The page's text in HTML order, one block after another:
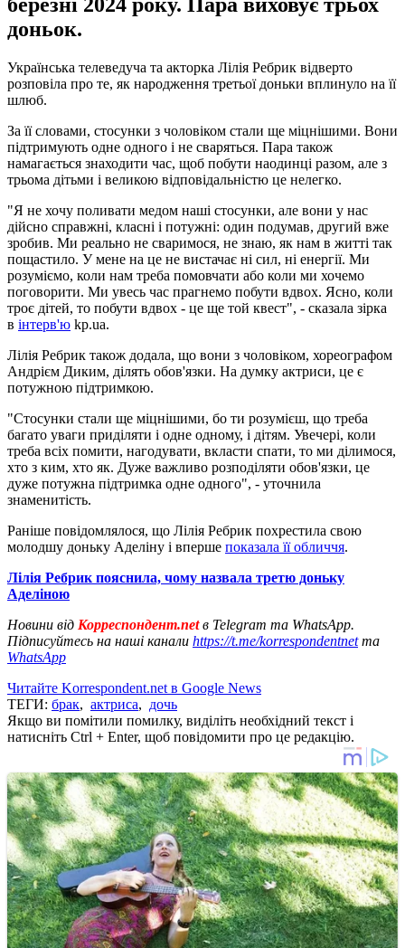
доньок.
Українська телеведуча та акторка Лілія Ребрик відверто
розповіла про те, як народження третьої доньки вплинуло на її
шлюб.
За її словами, стосунки з чоловіком стали ще міцнішими. Вони
підтримують одне одного і не сваряться. Пара також
намагається знаходити час, щоб побути наодинці разом, але з
трьома дітьми і великою відповідальністю це нелегко.
"Я не хочу поливати медом наші стосунки, але вони у нас
дійсно справжні, класні і потужні: один подумав, другий вже
зробив. Ми реально не сваримося, не знаю, як нам в житті так
пощастило. У мене на це не вистачає ні сил, ні енергії. Ми
розуміємо, коли нам треба помовчати або коли ми хочемо
поговорити. Ми увесь час прагнемо побути вдвох. Ясно, коли
троє дітей, то побути вдвох - це ще той квест", - сказала зірка
в інтерв'ю kp.ua.
Лілія Ребрик також додала, що вони з чоловіком, хореографом
Андрієм Диким, ділять обов'язки. На думку актриси, це є
потужною підтримкою.
"Стосунки стали ще міцнішими, бо ти розумієш, що треба
багато уваги приділяти і одне одному, і дітям. Увечері, коли
треба всіх помити, нагодувати, вкласти спати, то ми ділимося,
хто з ким, хто як. Дуже важливо розподіляти обов'язки, це
дуже потужна підтримка одне одного", - уточнила
знаменитість.
Раніше повідомлялося, що Лілія Ребрик похрестила свою
молодшу доньку Аделіну і вперше показала її обличчя.
Лілія Ребрик пояснила, чому назвала третю доньку
Аделіною
Новини від Корреспондент.netв Telegram та WhatsApp.
Підписуйтесь на наші канали https://t.me/korrespondentnetта
WhatsApp
Читайте Korrespondent.net в Google News
ТЕГИ: брак, актриса, дочь
Якщо ви помітили помилку, виділіть необхідний текст і
натисніть Ctrl + Enter, щоб повідомити про це редакцію.